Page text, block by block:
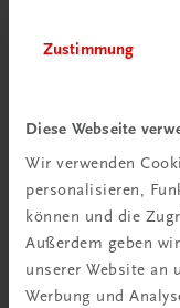
Zustimmung
Diese Webseite
Wir verwenden
personalisieren,
können und die
Außerdem geben
unserer Website an
Werbung und